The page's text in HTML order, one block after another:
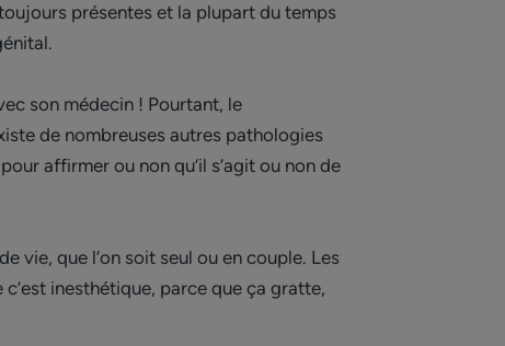
présentes et la plupart du temps
son médecin ! Pourtant, le
de nombreuses autres pathologies
affirmer ou non qu’il s’agit ou non de
vie, que l’on soit seul ou en couple. Les
inesthétique, parce que ça gratte,